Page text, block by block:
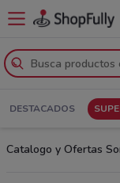
DESTACADOS
Catalogo y Ofertas